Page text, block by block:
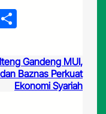
ar
e
Gandeng MUI,
Baznas Perkuat
Ekonomi Syariah